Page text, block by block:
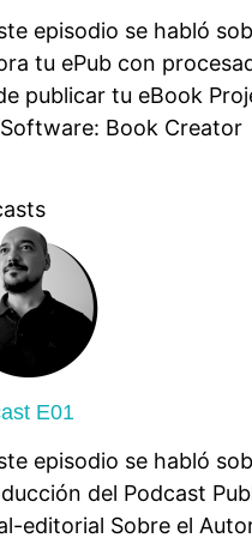
episodio se habló
tu ePub con
publicar tu eBook
Book
E01
episodio se habló
del Podcast
editorial Sobre el